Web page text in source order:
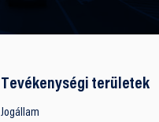
Tevékenységi területek
Jogállam